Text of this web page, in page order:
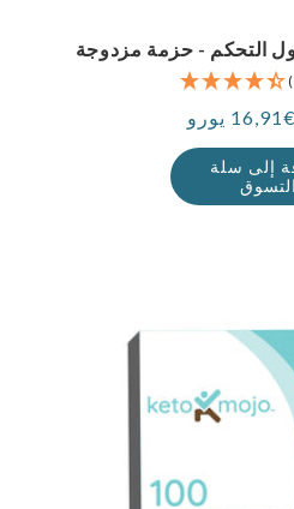
التحكم - حزمة مزدوجة
سعر
إلى سلة
التسوق